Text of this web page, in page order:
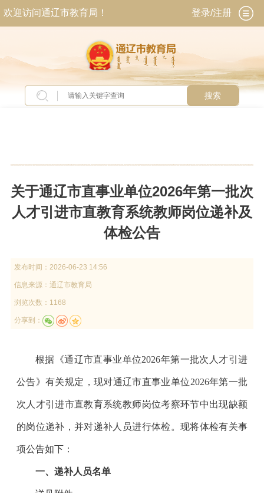
欢迎访问通辽市教育局！ 登录/注册
搜索
关于通辽市直事业单位2026年第一批次
人才引进市直教育系统教师岗位递补及
体检公告
发布时间： 2026-06-23 14:56
信息来源： 通辽市教育局
浏览次数：1168
分享到：
根据《通辽市直事业单位2026年第一批次人才引进
公告》有关规定，现对通辽市直事业单位2026年第一批
次人才引进市直教育系统教师岗位考察环节中出现缺额
的岗位递补，并对递补人员进行体检。现将体检有关事
项公告如下：
一、递补人员名单